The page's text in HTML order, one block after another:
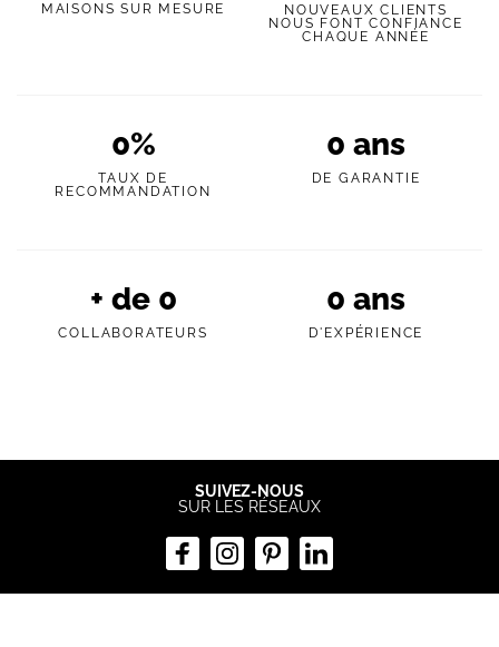
MAISONS SUR MESURE
NOUVEAUX CLIENTS
NOUS FONT CONFIANCE
CHAQUE ANNÉE
0%
TAUX DE
RECOMMANDATION
0 ans
DE GARANTIE
+ de 0
COLLABORATEURS
0 ans
D'EXPÉRIENCE
SUIVEZ-NOUS
SUR LES RÉSEAUX